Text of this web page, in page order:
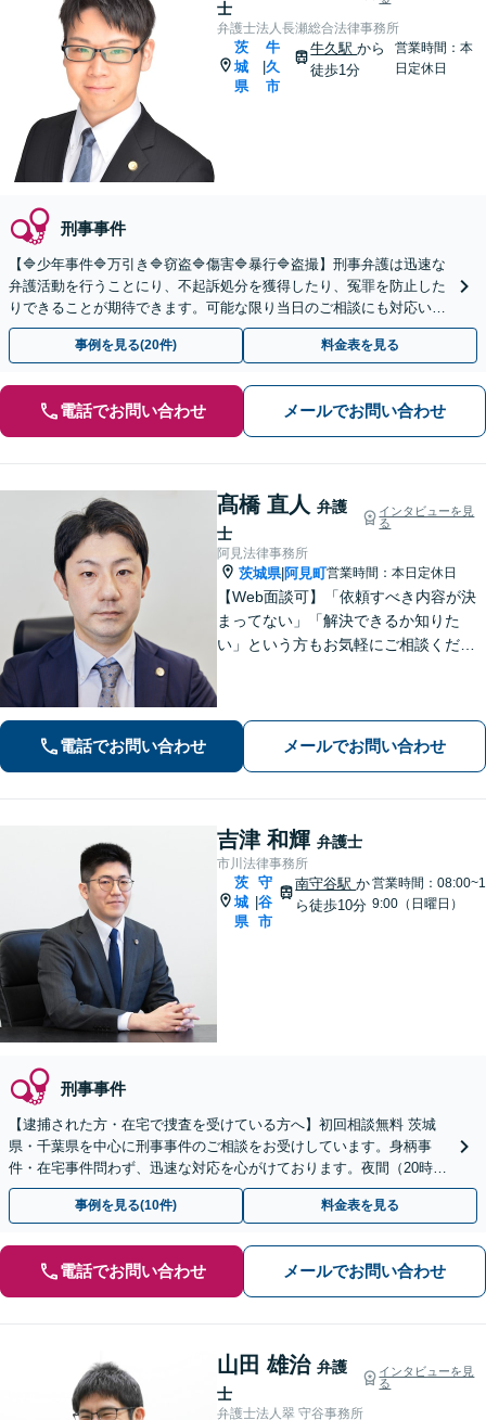
士
弁護士法人長瀬総合法律事務所
茨
城
県
牛
久
市
牛久駅から
徒歩1分
営業時間：本
日定休日
刑事事件
【🔷少年事件🔷万引き🔷窃盗🔷傷害🔷暴行🔷盗撮】刑事弁護は迅速な
弁護活動を行うことにり、不起訴処分を獲得したり、冤罪を防止した
りできることが期待できます。可能な限り当日のご相談にも対応いた
します。◤完全予約制・初回法律相談無料◢
事例を見る(20件) 料金表を見る
電話でお問い合わせ メールでお問い合わせ
髙橋 直人 弁護
士
インタビューを見
る
阿見法律事務所
茨城県|阿見町営業時間：本日定休日
【Web面談可】「依頼すべき内容が決
まってない」「解決できるか知りた
い」という方もお気軽にご相談くださ
電話でお問い合わせ メールでお問い合わせ
吉津 和輝 弁護士
市川法律事務所
茨
城
県
守
谷
市
南守谷駅か
ら徒歩10分
営業時間：08:00~1
9:00（日曜日）
刑事事件
【逮捕された方・在宅で捜査を受けている方へ】初回相談無料 茨城
県・千葉県を中心に刑事事件のご相談をお受けしています。身柄事
件・在宅事件問わず、迅速な対応を心がけております。夜間（20時ま
で）休日のご相談にも対応しています。
事例を見る(10件) 料金表を見る
電話でお問い合わせ メールでお問い合わせ
山田 雄治 弁護
士
インタビューを見
る
弁護士法人翠 守谷事務所